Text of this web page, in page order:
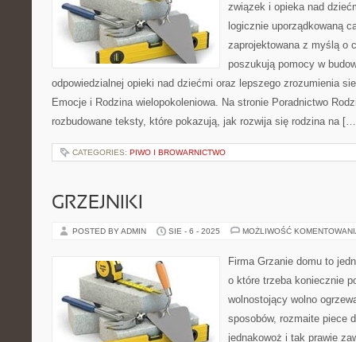
związek i opieka nad
logicznie uporządkowaną
zaprojektowana z myślą o
poszukują pomocy w
odpowiedzialnej opieki nad dziećmi oraz lepszego zrozumienia
Emocje i Rodzina wielopokoleniowa. Na stronie Poradnictwo
rozbudowane teksty, które pokazują, jak rozwija się rodzina na
CATEGORIES: PIWO I BROWARNICTWO
GRZEJNIKI
POSTED BY ADMIN SIE - 6 - 2025 MOŻLIWOŚĆ
Firma Grzanie domu to
o które trzeba koniecznie
wolnostojący wolno
sposobów, rozmaite piece
jednakowoż i tak prawie